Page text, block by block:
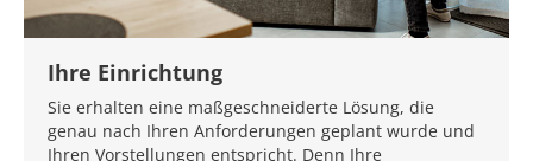
Ihre Einrichtung
Sie erhalten eine maßgeschneiderte Lösung, die
genau nach Ihren Anforderungen geplant wurde und
Ihren Vorstellungen entspricht. Denn Ihre